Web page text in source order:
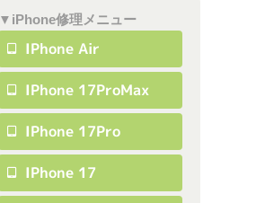
▼iPhone修理メニュー
IPhone Air
IPhone 17ProMax
IPhone 17Pro
IPhone 17